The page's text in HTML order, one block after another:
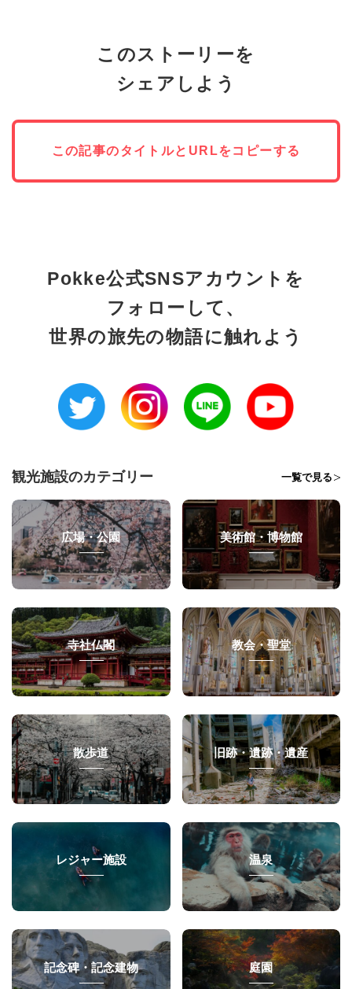
このストーリーを
シェアしよう
この記事のタイトルとURLをコピーする
Pokke公式SNSアカウントを
フォローして、
世界の旅先の物語に触れよう
観光施設のカテゴリー 一覧で見る
広場・公園 美術館・博物館
寺社仏閣 教会・聖堂
散歩道 旧跡・遺跡・遺産
レジャー施設 温泉
記念碑・記念建物 庭園